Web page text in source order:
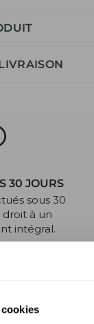
30 JOURS
sous 30
à un
intégral.